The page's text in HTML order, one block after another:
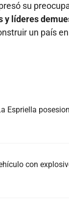
su
y líderes
un país
Espriella
con